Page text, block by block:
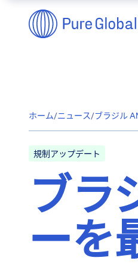
ホーム/ニュース/ブラジル
規制アップデート
ブラ
ーを